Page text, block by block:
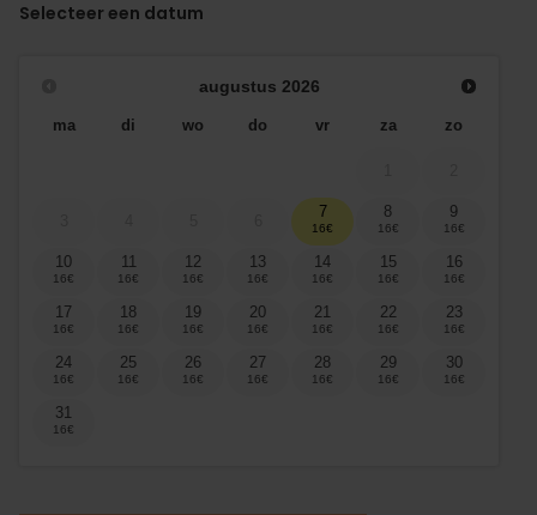
Selecteer een datum
augustus 2026
ma di wo do vr za zo
7 8 9
10 11 12 13 14 15 16
17 18 19 20 21 22 23
24 25 26 27 28 29 30
31